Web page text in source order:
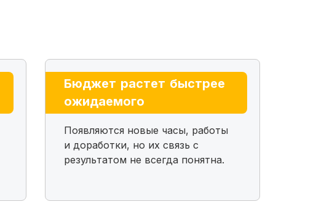
Бюджет растет быстрее
ожидаемого
Появляются новые часы, работы
и доработки, но их связь с
результатом не всегда понятна.